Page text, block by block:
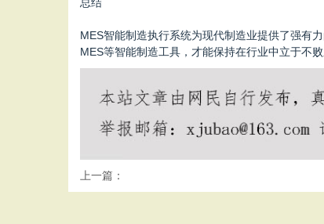
MES智能制造执行系统为现代制造业提供了强有
MES等智能制造工具，才能保持在行业中立于不
上一篇：